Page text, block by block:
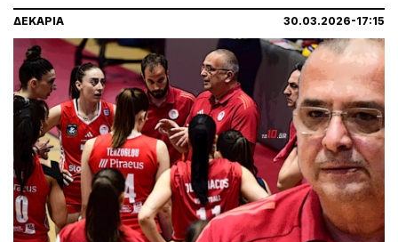
ΔΕΚΑΡΙΑ 30.03.2026-17:15